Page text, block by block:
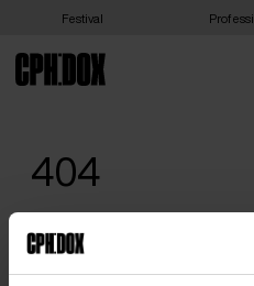
Festival
404
We are sorry, we can't show
head home.